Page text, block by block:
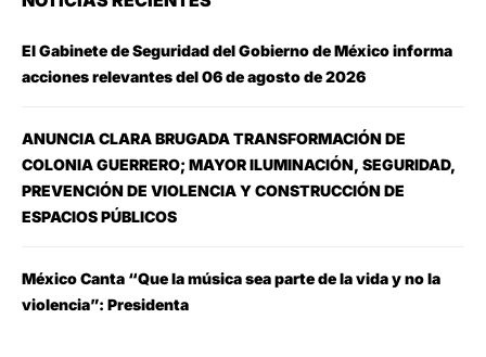
El Gabinete de Seguridad del Gobierno de México informa
acciones relevantes del 06 de agosto de 2026
ANUNCIA CLARA BRUGADA TRANSFORMACIÓN DE
COLONIA GUERRERO; MAYOR ILUMINACIÓN, SEGURIDAD,
PREVENCIÓN DE VIOLENCIA Y CONSTRUCCIÓN DE
ESPACIOS PÚBLICOS
México Canta “Que la música sea parte de la vida y no la
violencia”: Presidenta